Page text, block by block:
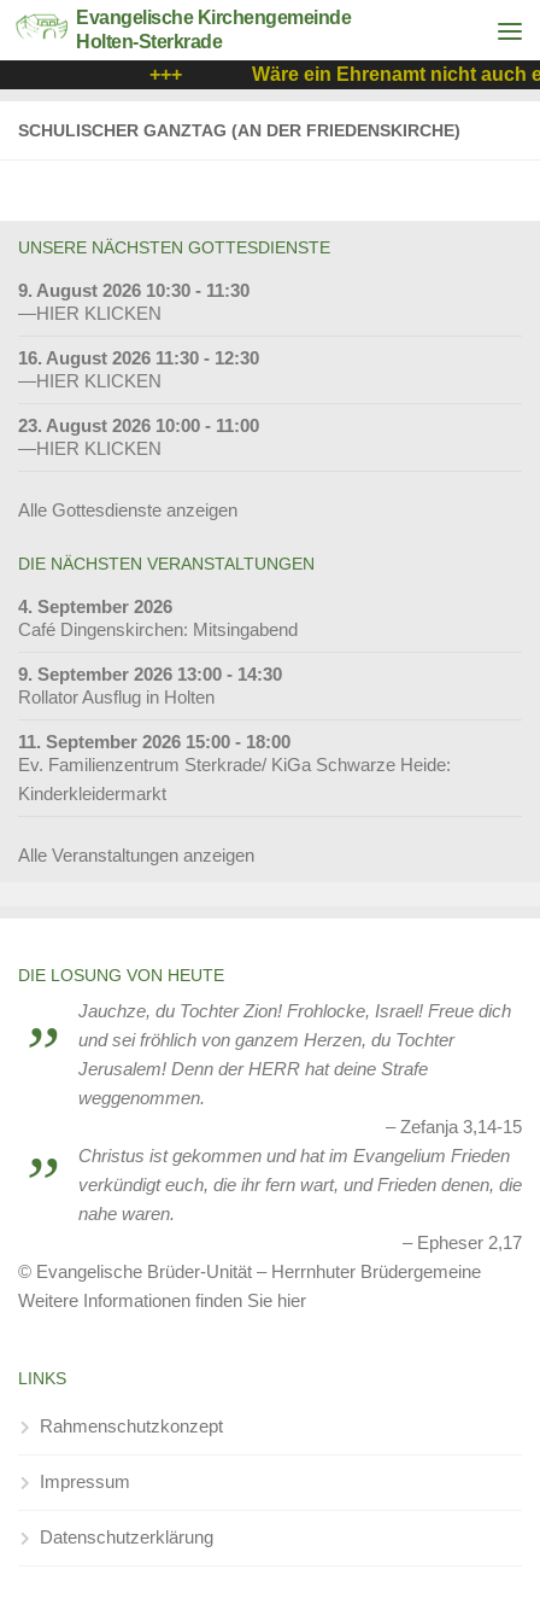
Evangelische Kirchengemeinde
Holten-Sterkrade
+++
Wäre ein Ehrenamt nicht auch
SCHULISCHER GANZTAG (AN DER FRIEDENSKIRCHE)
UNSERE NÄCHSTEN GOTTESDIENSTE
9. August 2026 10:30 - 11:30
—HIER KLICKEN
16. August 2026 11:30 - 12:30
—HIER KLICKEN
23. August 2026 10:00 - 11:00
—HIER KLICKEN
Alle Gottesdienste anzeigen
DIE NÄCHSTEN VERANSTALTUNGEN
4. September 2026
Café Dingenskirchen: Mitsingabend
9. September 2026 13:00 - 14:30
Rollator Ausflug in Holten
11. September 2026 15:00 - 18:00
Ev. Familienzentrum Sterkrade/ KiGa Schwarze Heide:
Kinderkleidermarkt
Alle Veranstaltungen anzeigen
DIE LOSUNG VON HEUTE
Jauchze, du Tochter Zion! Frohlocke, Israel! Freue dich
und sei fröhlich von ganzem Herzen, du Tochter
Jerusalem! Denn der HERR hat deine Strafe
weggenommen.
Zefanja 3,14-15
Christus ist gekommen und hat im Evangelium Frieden
verkündigt euch, die ihr fern wart, und Frieden denen, die
nahe waren.
Epheser 2,17
© Evangelische Brüder-Unität – Herrnhuter Brüdergemeine
Weitere Informationen finden Sie hier
LINKS
Rahmenschutzkonzept
Impressum
Datenschutzerklärung